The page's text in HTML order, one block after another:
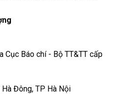
Cục Báo chí - Bộ TT&TT cấp
Đông, TP Hà Nội